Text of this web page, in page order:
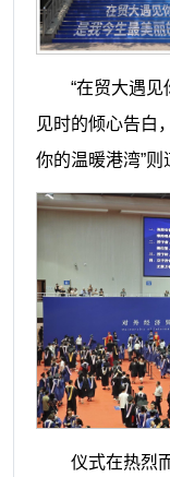
“在贸大遇
见时的倾心告白
你的温暖港湾”则
仪式在热烈